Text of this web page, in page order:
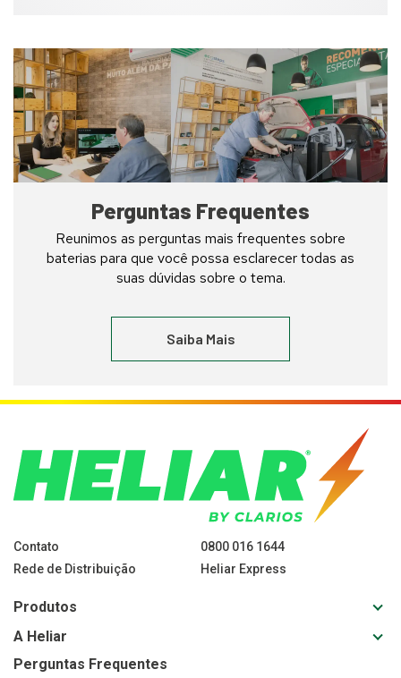
Funcionário
prestando
serviços
em
uma
loja
Heliar
Perguntas Frequentes
Reunimos as perguntas mais frequentes sobre
baterias para que você possa esclarecer todas as
suas dúvidas sobre o tema.
Saiba Mais
Contato
0800 016 1644
Rede de Distribuição
Heliar Express
Produtos
A Heliar
Perguntas Frequentes